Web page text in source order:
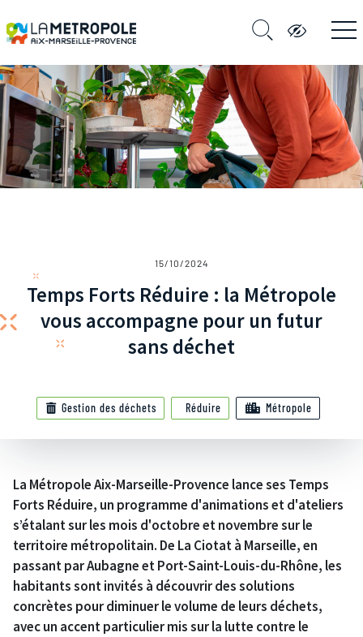
15/10/2024
Temps Forts Réduire : la Métropole
vous accompagne pour un futur
sans déchet
Gestion des déchets Réduire Métropole
La Métropole Aix-Marseille-Provence lance ses Temps
Forts Réduire, un programme d'animations et d'ateliers
s’étalant sur les mois d'octobre et novembre sur le
territoire métropolitain. De La Ciotat à Marseille, en
passant par Aubagne et Port-Saint-Louis-du-Rhône, les
habitants sont invités à découvrir des solutions
concrètes pour diminuer le volume de leurs déchets,
avec un accent particulier mis sur la lutte contre le